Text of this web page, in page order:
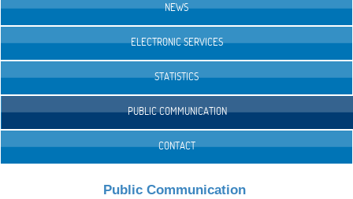
NEWS
ELECTRONIC SERVICES
STATISTICS
PUBLIC COMMUNICATION
CONTACT
Public Communication